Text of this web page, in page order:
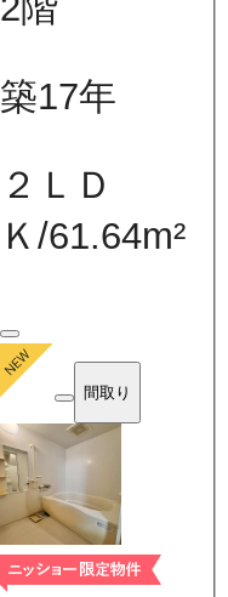
築17年
２ＬＤ
Ｋ /61.64m²
間取り